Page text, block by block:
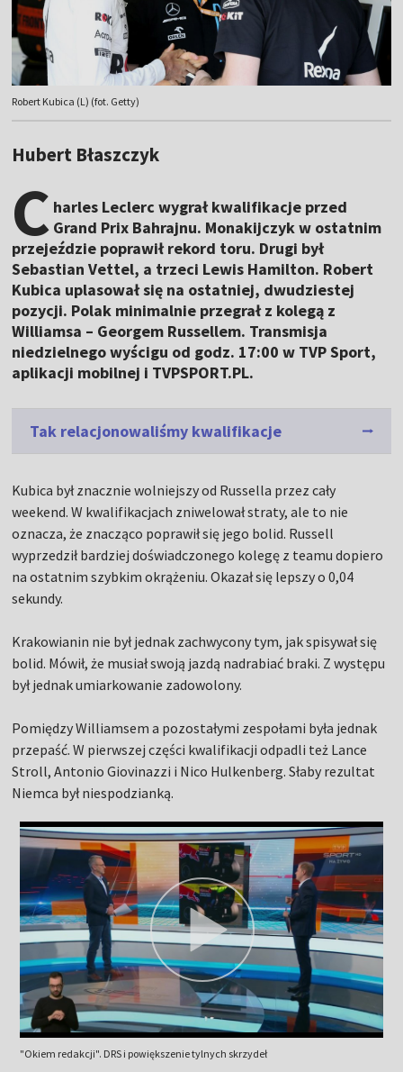
Robert Kubica (L) (fot. Getty)
Hubert Błaszczyk
C harles Leclerc wygrał kwalifikacje przed
Grand Prix Bahrajnu. Monakijczyk w ostatnim
przejeździe poprawił rekord toru. Drugi był
Sebastian Vettel, a trzeci Lewis Hamilton. Robert
Kubica uplasował się na ostatniej, dwudziestej
pozycji. Polak minimalnie przegrał z kolegą z
Williamsa – Georgem Russellem. Transmisja
niedzielnego wyścigu od godz. 17:00 w TVP Sport,
aplikacji mobilnej i TVPSPORT.PL.
Tak relacjonowaliśmy kwalifikacje
Kubica był znacznie wolniejszy od Russella przez cały
weekend. W kwalifikacjach zniwelował straty, ale to nie
oznacza, że znacząco poprawił się jego bolid. Russell
wyprzedził bardziej doświadczonego kolegę z teamu dopiero
na ostatnim szybkim okrążeniu. Okazał się lepszy o 0,04
sekundy.
Krakowianin nie był jednak zachwycony tym, jak spisywał się
bolid. Mówił, że musiał swoją jazdą nadrabiać braki. Z występu
był jednak umiarkowanie zadowolony.
Pomiędzy Williamsem a pozostałymi zespołami była jednak
przepaść. W pierwszej części kwalifikacji odpadli też Lance
Stroll, Antonio Giovinazzi i Nico Hulkenberg. Słaby rezultat
Niemca był niespodzianką.
"Okiem redakcji". DRS i powiększenie tylnych skrzydeł